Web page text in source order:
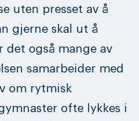
uten presset av å
gjerne skal ut å
det også mange av
samarbeider med
om rytmisk
ofte lykkes i